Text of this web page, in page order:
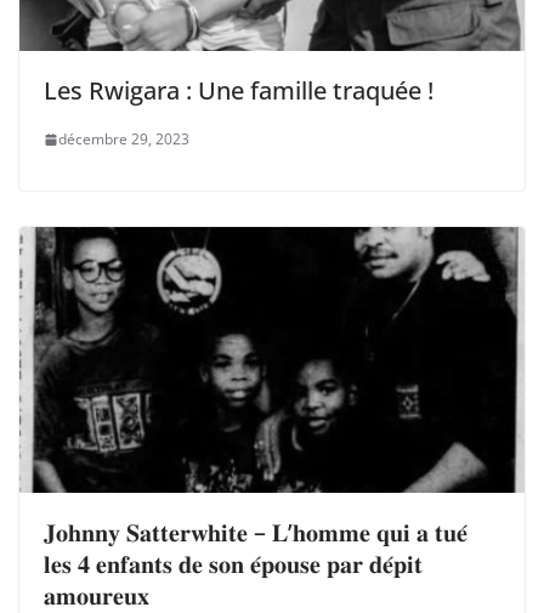
Les Rwigara : Une famille traquée !
décembre 29, 2023
𝐉𝐨𝐡𝐧𝐧𝐲 𝐒𝐚𝐭𝐭𝐞𝐫𝐰𝐡𝐢𝐭𝐞 – 𝐋’𝐡𝐨𝐦𝐦𝐞 𝐪𝐮𝐢 𝐚 𝐭𝐮𝐞́
𝐥𝐞𝐬 𝟒 𝐞𝐧𝐟𝐚𝐧𝐭𝐬 𝐝𝐞 𝐬𝐨𝐧 𝐞́𝐩𝐨𝐮𝐬𝐞 𝐩𝐚𝐫 𝐝𝐞́𝐩𝐢𝐭
𝐚𝐦𝐨𝐮𝐫𝐞𝐮𝐱